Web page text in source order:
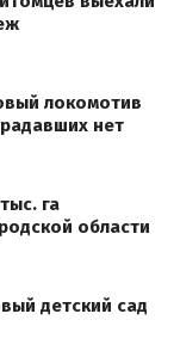
локомотив
нет
га
области
детский сад